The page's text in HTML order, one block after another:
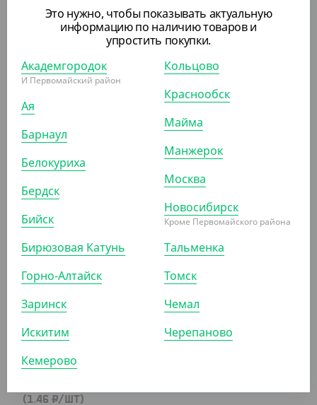
ОПИСАНИЕ
Одноразовая обертка для бургера с размерами 305*305мм.
Обертка для бургера –предмет первой необходимости в
фастфуде, кафе, модных бургер ресторанах. Бумага для
бургера жароустойчива, что позволяет клиентам не
обжигать руки, но при этом сохранить температуру еды.
Бумага для бургеров изготавливается из биоразлагаемого
сырья, что позволяет ей легко утилизироваться и не
наносить вред окружающей среде
АРТ. 32012071
(1.46 ₽/ШТ)
Это нужно, чтобы показывать актуальную
информацию по наличию товаров и
упростить покупки.
Академгородок
И Первомайский район
Ая
Барнаул
Белокуриха
Бердск
Бийск
Бирюзовая Катунь
Горно-Алтайск
Заринск
Искитим
Кемерово
Кольцово
Краснообск
Майма
Манжерок
Москва
Новосибирск
Кроме Первомайского района
Тальменка
Томск
Чемал
Черепаново